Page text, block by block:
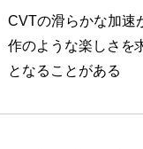
CVTの滑らかな加速
作のような楽しさを
となることがある